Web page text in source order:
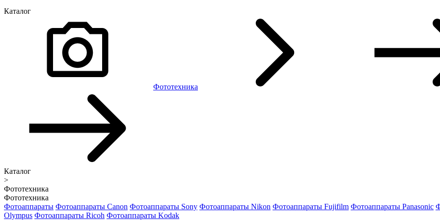
Каталог
Фототехника
Каталог
>
Фототехника
Фототехника
Фотоаппараты Фотоаппараты Canon Фотоаппараты Sony Фотоаппараты Nikon Фотоаппараты Fujifilm Фотоаппараты Panasonic
Olympus Фотоаппараты Ricoh Фотоаппараты Kodak